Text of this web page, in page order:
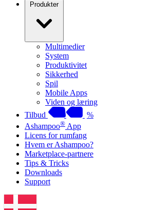
Produkter
Multimedier
System
Produktivitet
Sikkerhed
Spil
Mobile Apps
Viden og læring
Tilbud
%
Ashampoo® App
Licens for rumfang
Hvem er Ashampoo?
Marketplace-partnere
Tips & Tricks
Downloads
Support